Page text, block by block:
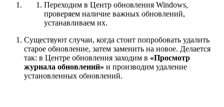
Переходим в Центр обновления Windows,
проверяем наличие важных обновлений,
устанавливаем их.
Существуют случаи, когда стоит попробовать удалить
старое обновление, затем заменить на новое. Делается
так: в Центре обновления заходим в «Просмотр
журнала обновлений» и производим удаление
установленных обновлений.